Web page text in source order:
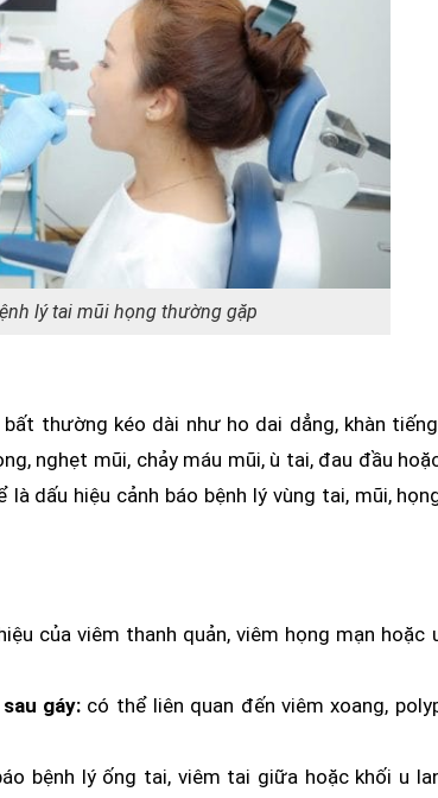
lý tai mũi họng thường gặp
thường kéo dài như ho dai dẳng, khàn
nghẹt mũi, chảy máu mũi, ù tai, đau đầu
dấu hiệu cảnh báo bệnh lý vùng tai, mũi,
của viêm thanh quản, viêm họng mạn hoặc
gáy: có thể liên quan đến viêm xoang,
bệnh lý ống tai, viêm tai giữa hoặc khối u